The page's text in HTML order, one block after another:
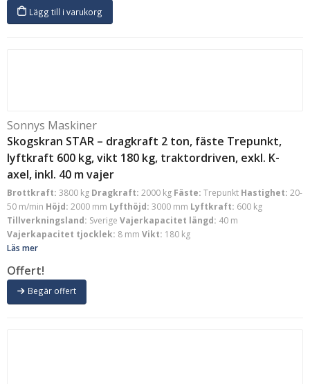
Lägg till i varukorg
Sonnys Maskiner
Skogskran STAR – dragkraft 2 ton, fäste Trepunkt,
lyftkraft 600 kg, vikt 180 kg, traktordriven, exkl. K-
axel, inkl. 40 m vajer
Brottkraft: 3800 kg Dragkraft: 2000 kg Fäste: Trepunkt Hastighet: 20-
50 m/min Höjd: 2000 mm Lyfthöjd: 3000 mm Lyftkraft: 600 kg
Tillverkningsland: Sverige Vajerkapacitet längd: 40 m
Vajerkapacitet tjocklek: 8 mm Vikt: 180 kg
Läs mer
Offert!
Begär offert